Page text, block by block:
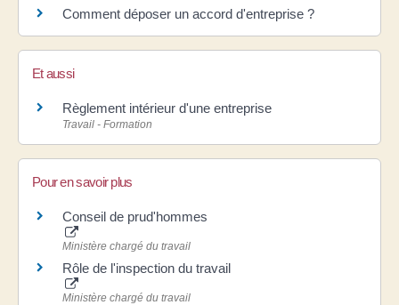
Comment déposer un accord d'entreprise ?
Et aussi
Règlement intérieur d'une entreprise
Travail - Formation
Pour en savoir plus
Conseil de prud'hommes
Ministère chargé du travail
Rôle de l'inspection du travail
Ministère chargé du travail